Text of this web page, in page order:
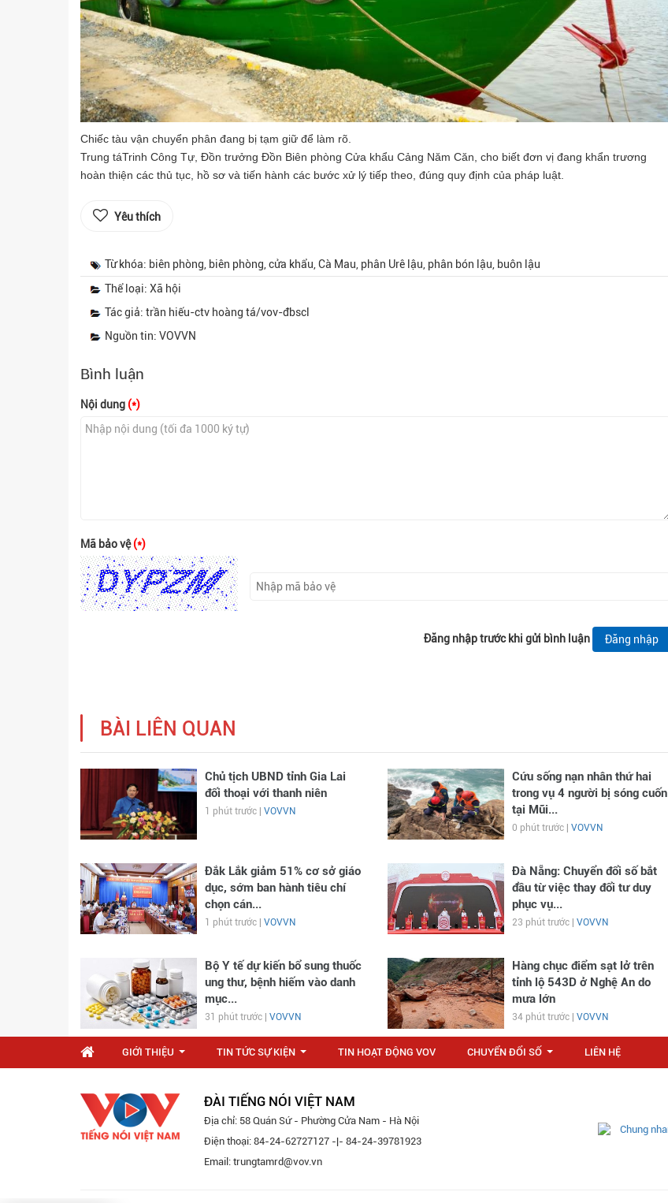
Chiếc tàu vận chuyển phân đang bị tạm giữ để làm rõ.
Trung táTrinh Công Tự, Đồn trưởng Đồn Biên phòng Cửa khẩu Cảng Năm Căn, cho biết đơn vị đang khẩn trương
hoàn thiện các thủ tục, hồ sơ và tiến hành các bước xử lý tiếp theo, đúng quy định của pháp luật.
Yêu thích
Từ khóa: biên phòng, biên phòng, cửa khẩu, Cà Mau, phân Urê lậu, phân bón lậu, buôn lậu
Thể loại: Xã hội
Tác giả: trần hiếu-ctv hoàng tá/vov-đbscl
Nguồn tin: VOVVN
Bình luận
Nội dung (*)
Mã bảo vệ(*)
Đăng nhập trước khi gửi bình luận Đăng nhập
BÀI LIÊN QUAN
Chủ tịch UBND tỉnh Gia Lai
đối thoại với thanh niên
1 phút trước | VOVVN
Cứu sống nạn nhân thứ hai
trong vụ 4 người bị sóng cuốn
tại Mũi...
0 phút trước | VOVVN
Đắk Lắk giảm 51% cơ sở giáo
dục, sớm ban hành tiêu chí
chọn cán...
1 phút trước | VOVVN
Đà Nẵng: Chuyển đổi số bắt
đầu từ việc thay đổi tư duy
phục vụ...
23 phút trước | VOVVN
Bộ Y tế dự kiến bổ sung thuốc
ung thư, bệnh hiếm vào danh
mục...
31 phút trước | VOVVN
Hàng chục điểm sạt lở trên
tỉnh lộ 543D ở Nghệ An do
mưa lớn
34 phút trước | VOVVN
GIỚI THIỆU TIN TỨC SỰ KIỆN TIN HOẠT ĐỘNG VOV CHUYỂN ĐỔI SỐ LIÊN HỆ
ĐÀI TIẾNG NÓI VIỆT NAM
Địa chỉ: 58 Quán Sứ - Phường Cửa Nam - Hà Nội
Điện thoại: 84-24-62727127 -|- 84-24-39781923
Email: trungtamrd@vov.vn